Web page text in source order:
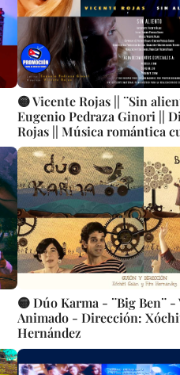
🟡 Vicente Rojas || ¨Sin
Eugenio Pedraza Ginori ||
Rojas || Música romántica
Videoclip || CUBA
🟡 Dúo Karma - ¨Big Ben¨
Animado - Dirección:
Hernández